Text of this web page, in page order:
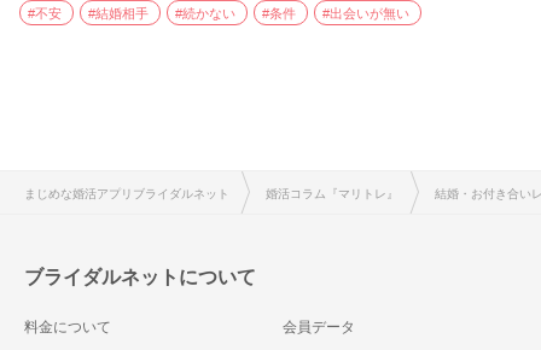
#不安 #結婚相手 #続かない #条件 #出会いが無い
まじめな婚活アプリブライダルネット 婚活コラム『マリトレ』 結婚・お付き合い
ブライダルネットについて
料金について
会員データ